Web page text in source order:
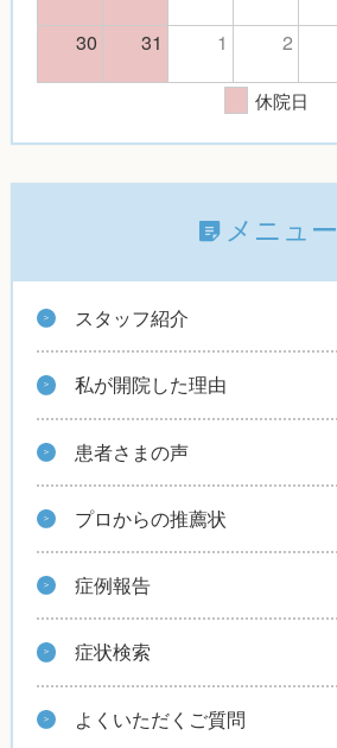
30
31 1 2
休院日
メニュー
スタッフ紹介
私が開院した理由
患者さまの声
プロからの推薦状
症例報告
症状検索
よくいただくご質問